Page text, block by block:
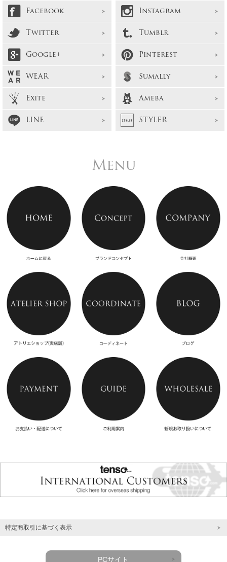
Facebook
Instagram
Twitter
Tumblr
Google+
Pinterest
WEAR
Sumally
Exite
Ameba
LINE
STYLER
Menu
特定商取引に基づく表示
PCサイト